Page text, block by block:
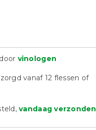
vinologen
vanaf 12 flessen of
vandaag verzonden